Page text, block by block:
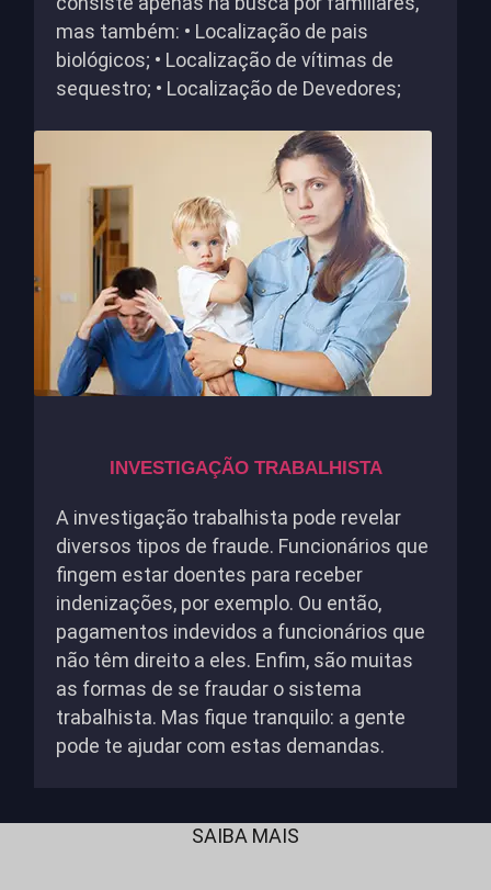
mas também: • Localização de pais
biológicos; • Localização de vítimas de
sequestro; • Localização de Devedores;
INVESTIGAÇÃO TRABALHISTA
A investigação trabalhista pode revelar
diversos tipos de fraude. Funcionários que
fingem estar doentes para receber
indenizações, por exemplo. Ou então,
pagamentos indevidos a funcionários que
não têm direito a eles. Enfim, são muitas
as formas de se fraudar o sistema
trabalhista. Mas fique tranquilo: a gente
pode te ajudar com estas demandas.
SAIBA MAIS